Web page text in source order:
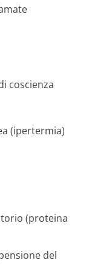
coscienza
(ipertermia)
(proteina
del